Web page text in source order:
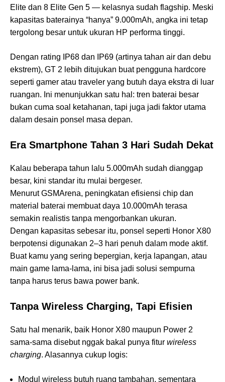
Elite dan 8 Elite Gen 5 — kelasnya sudah flagship. Meski
kapasitas baterainya “hanya” 9.000mAh, angka ini tetap
tergolong besar untuk ukuran HP performa tinggi.
Dengan rating IP68 dan IP69 (artinya tahan air dan debu
ekstrem), GT 2 lebih ditujukan buat pengguna hardcore
seperti gamer atau traveler yang butuh daya ekstra di luar
ruangan. Ini menunjukkan satu hal: tren baterai besar
bukan cuma soal ketahanan, tapi juga jadi faktor utama
dalam desain ponsel masa depan.
Era Smartphone Tahan 3 Hari Sudah Dekat
Kalau beberapa tahun lalu 5.000mAh sudah dianggap
besar, kini standar itu mulai bergeser.
Menurut GSMArena, peningkatan efisiensi chip dan
material baterai membuat daya 10.000mAh terasa
semakin realistis tanpa mengorbankan ukuran.
Dengan kapasitas sebesar itu, ponsel seperti Honor X80
berpotensi digunakan 2–3 hari penuh dalam mode aktif.
Buat kamu yang sering bepergian, kerja lapangan, atau
main game lama-lama, ini bisa jadi solusi sempurna
tanpa harus terus bawa power bank.
Tanpa Wireless Charging, Tapi Efisien
Satu hal menarik, baik Honor X80 maupun Power 2
sama-sama disebut nggak bakal punya fitur wireless
charging. Alasannya cukup logis:
Modul wireless butuh ruang tambahan, sementara